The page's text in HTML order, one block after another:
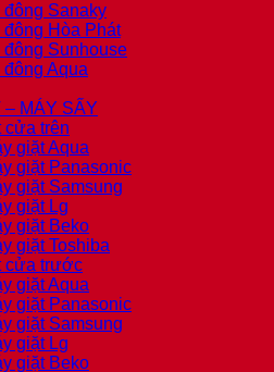
đông Sanaky
đông Hòa Phát
đông Sunhouse
đông Aqua
– MÁY SẤY
cửa trên
giặt Aqua
giặt Panasonic
giặt Samsung
giặt Lg
giặt Beko
giặt Toshiba
cửa trước
giặt Aqua
giặt Panasonic
giặt Samsung
giặt Lg
giặt Beko